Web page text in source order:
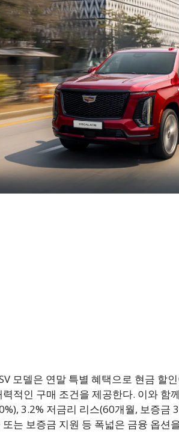
모델은 연말 특별 혜택으로 현금 할
력적인 구매 조건을 제공한다. 이와 함
3.2% 저금리 리스(60개월, 보증금
또는 보증금 지원 등 폭넓은 금융 옵션